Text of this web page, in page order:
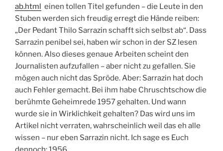
ab.html einen tollen Titel gefunden – die Leute in den
Stuben werden sich freudig erregt die Hände reiben:
„Der Pedant Thilo Sarrazin schafft sich selbst ab“. Dass
Sarrazin penibel sei, haben wir schon in der SZ lesen
können. Also dieses genaue Arbeiten scheint den
Journalisten aufzufallen – aber nicht zu gefallen. Sie
mögen auch nicht das Spröde. Aber: Sarrazin hat doch
auch Fehler gemacht. Bei ihm habe Chruschtschow die
berühmte Geheimrede 1957 gehalten. Und wann
wurde sie in Wirklichkeit gehalten? Das wird uns im
Artikel nicht verraten, wahrscheinlich weil das eh alle
wissen – nur eben Sarrazin nicht. Ich sage es Euch